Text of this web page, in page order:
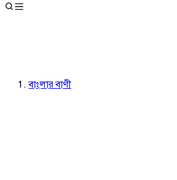
বাংলার বাণী